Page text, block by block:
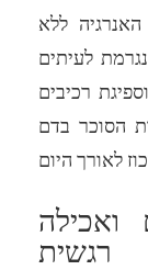
ללא
לעיתים
רכיבים
הסוכר בדם
רגשית